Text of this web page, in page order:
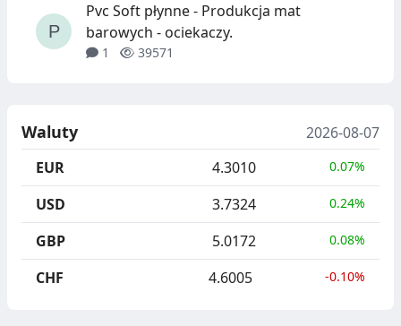
Pvc Soft płynne - Produkcja mat
barowych - ociekaczy.
1 39571
Waluty
2026-08-07
EUR
4.3010 0.07%
USD 3.7324 0.24%
GBP 5.0172 0.08%
CHF 4.6005 -0.10%